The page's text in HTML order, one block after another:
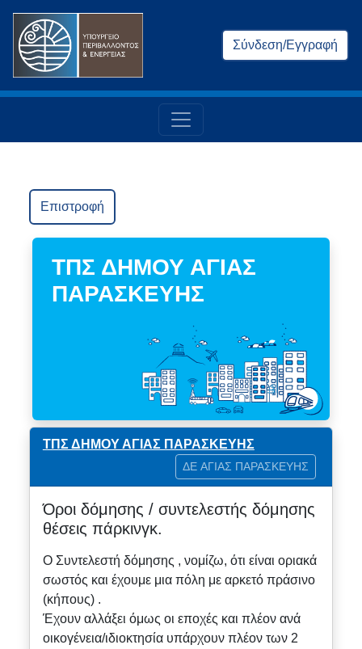
Σύνδεση/Εγγραφή
Επιστροφή
ΤΠΣ ΔΗΜΟΥ ΑΓΙΑΣ
ΠΑΡΑΣΚΕΥΗΣ
ΤΠΣ ΔΗΜΟΥ ΑΓΙΑΣ ΠΑΡΑΣΚΕΥΗΣ
ΔΕ ΑΓΙΑΣ ΠΑΡΑΣΚΕΥΗΣ
Όροι δόμησης / συντελεστής δόμησης
θέσεις πάρκινγκ.
Ο Συντελεστή δόμησης , νομίζω, ότι είναι οριακά
σωστός και έχουμε μια πόλη με αρκετό πράσινο
(κήπους) .
Έχουν αλλάξει όμως οι εποχές και πλέον ανά
οικογένεια/ιδιοκτησία υπάρχουν πλέον των 2